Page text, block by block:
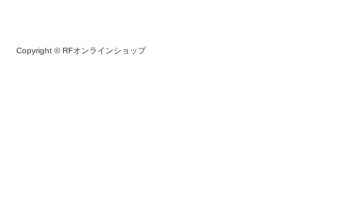
Copyright © RFオンラインショップ